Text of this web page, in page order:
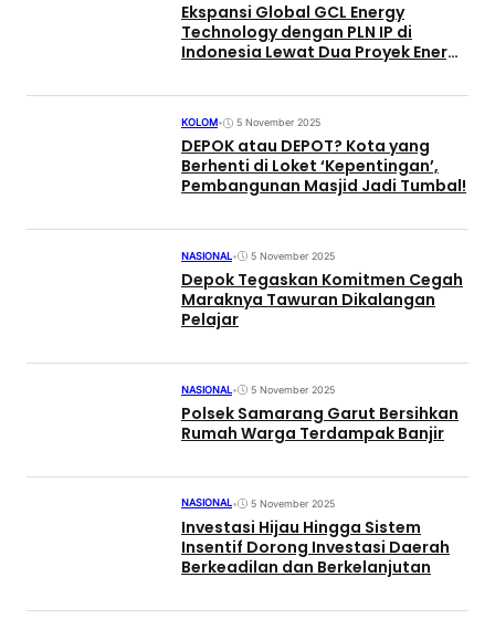
Ekspansi Global GCL Energy
Technology dengan PLN IP di
Indonesia Lewat Dua Proyek Energi
KOLOM• 5 November 2025
DEPOK atau DEPOT? Kota yang
Berhenti di Loket ‘Kepentingan’,
Pembangunan Masjid Jadi Tumbal!
NASIONAL• 5 November 2025
Depok Tegaskan Komitmen Cegah
Maraknya Tawuran Dikalangan
Pelajar
NASIONAL• 5 November 2025
Polsek Samarang Garut Bersihkan
Rumah Warga Terdampak Banjir
NASIONAL• 5 November 2025
Investasi Hijau Hingga Sistem
Insentif Dorong Investasi Daerah
Berkeadilan dan Berkelanjutan